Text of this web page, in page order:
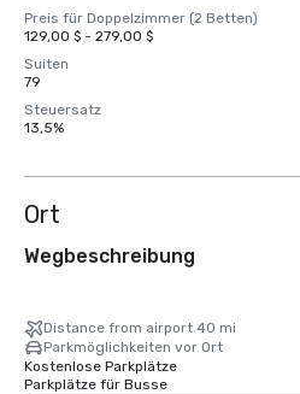
Preis für Doppelzimmer (2 Betten)
129,00 $ - 279,00 $
Suiten
79
Steuersatz
13,5%
Ort
Wegbeschreibung
Distance from airport 40 mi
Parkmöglichkeiten vor Ort
Kostenlose Parkplätze
Parkplätze für Busse